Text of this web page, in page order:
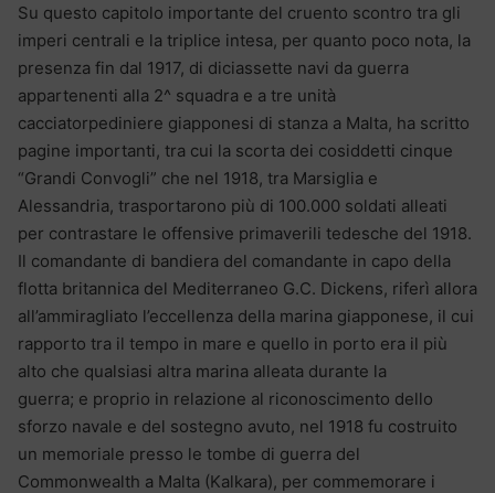
Su questo capitolo importante del cruento scontro tra gli
imperi centrali e la triplice intesa, per quanto poco nota, la
presenza fin dal 1917, di diciassette navi da guerra
appartenenti alla 2^ squadra e a tre unità
cacciatorpediniere giapponesi di stanza a Malta, ha scritto
pagine importanti, tra cui la scorta dei cosiddetti cinque
“Grandi Convogli” che nel 1918, tra Marsiglia e
Alessandria, trasportarono più di 100.000 soldati alleati
per contrastare le offensive primaverili tedesche del 1918.
Il comandante di bandiera del comandante in capo della
flotta britannica del Mediterraneo G.C. Dickens, riferì allora
all’ammiragliato l’eccellenza della marina giapponese, il cui
rapporto tra il tempo in mare e quello in porto era il più
alto che qualsiasi altra marina alleata durante la
guerra; e proprio in relazione al riconoscimento dello
sforzo navale e del sostegno avuto, nel 1918 fu costruito
un memoriale presso le tombe di guerra del
Commonwealth a Malta (Kalkara), per commemorare i